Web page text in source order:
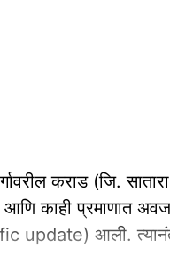
कराड (जि.
काही प्रमाणात
आली.